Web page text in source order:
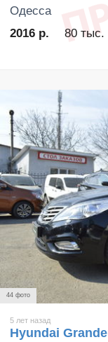
Одесса
2016 р.
80 тыс.
44 фото
5 лет назад
Hyundai